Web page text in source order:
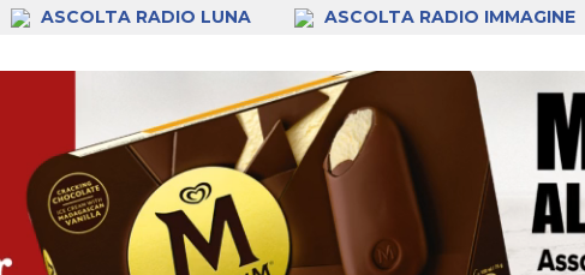
ASCOLTA RADIO LUNA ASCOLTA RADIO IMMAGINE